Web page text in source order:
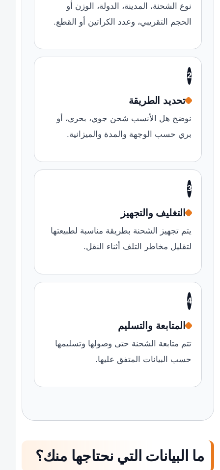
نوع الشحنة، المدينة، الدولة، الوزن أو
الحجم التقريبي، وعدد الكراتين أو القطع.
2
تحديد الطريقة
نوضح هل الأنسب شحن جوي، بحري، أو
بري حسب الوجهة والمدة والميزانية.
3
التغليف والتجهيز
يتم تجهيز الشحنة بطريقة مناسبة لطبيعتها
لتقليل مخاطر التلف أثناء النقل.
4
المتابعة والتسليم
تتم متابعة الشحنة حتى وصولها وتسليمها
حسب البيانات المتفق عليها.
ما البيانات التي نحتاجها منك؟